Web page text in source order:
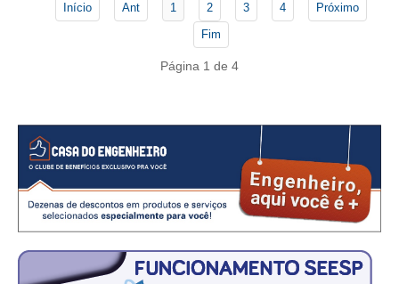
AUTÔNOMOS E SERVIÇOS
CURSOS
ENGENHEIRO EMPREENDEDOR
PLATAFORMAS GRATUITAS
Início Ant 1 2 3 4
Próximo
Fim
Página 1 de 4